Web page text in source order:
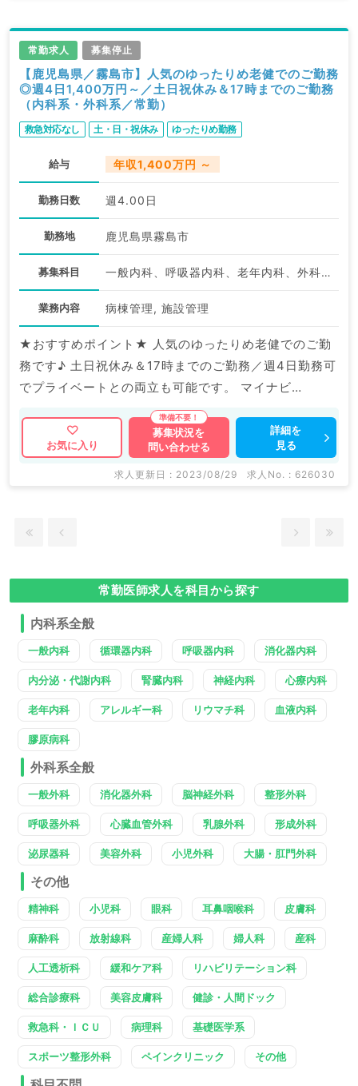
常勤求人 募集停止
【鹿児島県／霧島市】人気のゆったりめ老健でのご勤務
◎週4日1,400万円～／土日祝休み＆17時までのご勤務
（内科系・外科系／常勤）
救急対応なし 土・日・祝休み ゆったりめ勤務
給与 年収1,400万円 ～
勤務日数 週4.00日
勤務地 鹿児島県霧島市
募集科目 一般内科、呼吸器内科、老年内科、外科系全般、一般外科、消化器外科
業務内容 病棟管理, 施設管理
★おすすめポイント★ 人気のゆったりめ老健でのご勤
務です♪ 土日祝休み＆17時までのご勤務／週4日勤務可
でプライベートとの両立も可能です。 マイナビ
DOCTORでは病院やクリニックなどの医療機関求人は
もちろんのこと、 掲載情報以外にも産業医等の企業系
求人も多数扱っています。 人内容の詳細等はお気軽に
お問合せ下さい。
お気に入り
募集状況を
問い合わせる
詳細を
見る
求人更新日 : 2023/08/29 求人No. : 626030
常勤医師求人を科目から探す
内科系全般
一般内科 循環器内科 呼吸器内科 消化器内科
内分泌・代謝内科 腎臓内科 神経内科 心療内科
老年内科 アレルギー科 リウマチ科 血液内科
膠原病科
外科系全般
一般外科 消化器外科 脳神経外科 整形外科
呼吸器外科 心臓血管外科 乳腺外科 形成外科
泌尿器科 美容外科 小児外科 大腸・肛門外科
その他
精神科 小児科 眼科 耳鼻咽喉科 皮膚科
麻酔科 放射線科 産婦人科 婦人科 産科
人工透析科 緩和ケア科 リハビリテーション科
総合診療科 美容皮膚科 健診・人間ドック
救急科・ＩＣＵ 病理科 基礎医学系
スポーツ整形外科 ペインクリニック その他